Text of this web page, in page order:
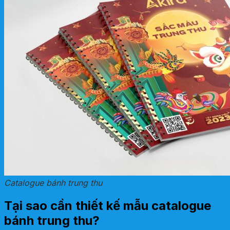
Catalogue bánh trung thu
Tại sao cần thiết kế mẫu catalogue
bánh trung thu?